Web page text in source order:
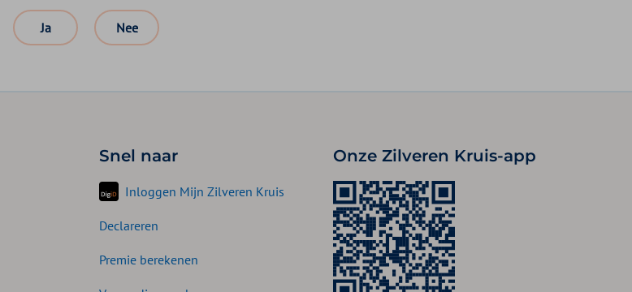
Ja Nee
Snel naar
Inloggen Mijn Zilveren Kruis
Declareren
Premie berekenen
Onze Zilveren Kruis-app